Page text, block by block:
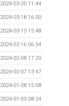
2024-03-20 11:44
2024-03-18 16:00
2024-03-13 15:48
2024-02-16 06:54
2024-02-08 17:20
2024-02-07 13:47
2024-01-08 15:08
2024-01-03 08:24